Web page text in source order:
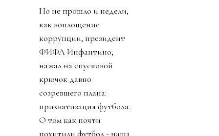
Но не прошло и недели,
как воплощение
коррупции, президент
ФИФА Инфантино,
нажал на спусковой
крючок давно
созревшего плана:
прихватизация футбола.
О том как почти
похитили футбол - наша